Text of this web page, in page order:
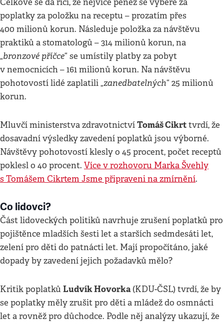
Celkově se dá říci, že nejvíce peněz se vybere za
poplatky za položku na receptu – prozatím přes
400 milionů korun. Následuje položka za návštěvu
praktiků a stomatologů – 314 milionů korun, na
„bronzové příčce“ se umístily platby za pobyt
v nemocnicích – 161 milionů korun. Na návštěvu
pohotovostí lidé zaplatili „zanedbatelných“ 25 milionů
korun.
Mluvčí ministerstva zdravotnictvíTomáš Cikrttvrdí, že
dosavadní výsledky zavedení poplatků jsou výborné.
Návštěvy pohotovostí klesly o 45 procent, počet receptů
poklesl o 40 procent. Více v rozhovoru Marka Švehly
s Tomášem Cikrtem Jsme připraveni na zmírnění.
Co lidovci?
Část lidoveckých politiků navrhuje zrušení poplatků pro
pojištěnce mladších šesti let a starších sedmdesáti let,
zelení pro děti do patnácti let. Mají propočítáno, jaké
dopady by zavedení jejich požadavků mělo?
Kritik poplatků Ludvík Hovorka(KDU-ČSL) tvrdí, že by
se poplatky měly zrušit pro děti a mládež do osmnácti
let a rovněž pro důchodce. Podle něj analýzy ukazují, že